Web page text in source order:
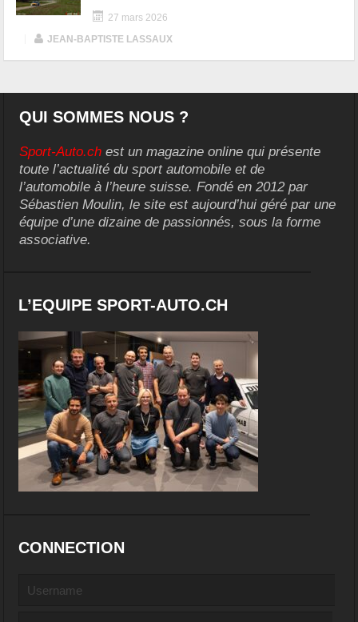
27 mars 2026
JEAN-BAPTISTE LASSAUX
QUI SOMMES NOUS ?
Sport-Auto.ch est un magazine online qui présente
toute l’actualité du sport automobile et de
l’automobile à l’heure suisse. Fondé en 2012 par
Sébastien Moulin, le site est aujourd’hui géré par une
équipe d’une dizaine de passionnés, sous la forme
associative.
L’EQUIPE SPORT-AUTO.CH
CONNECTION